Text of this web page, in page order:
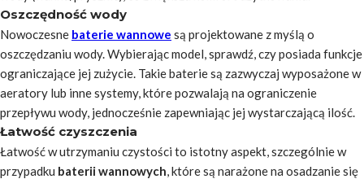
Oszczędność wody
Nowoczesne baterie wannowe są projektowane z myślą o
oszczędzaniu wody. Wybierając model, sprawdź, czy posiada funkcje
ograniczające jej zużycie. Takie baterie są zazwyczaj wyposażone w
aeratory lub inne systemy, które pozwalają na ograniczenie
przepływu wody, jednocześnie zapewniając jej wystarczającą ilość.
Łatwość czyszczenia
Łatwość w utrzymaniu czystości to istotny aspekt, szczególnie w
przypadku baterii wannowych, które są narażone na osadzanie się